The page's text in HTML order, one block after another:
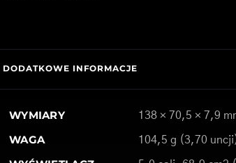
DODATKOWE INFORMACJE
WYMIARY 138 × 70,5 × 7,9
WAGA 104,5 g (3,70